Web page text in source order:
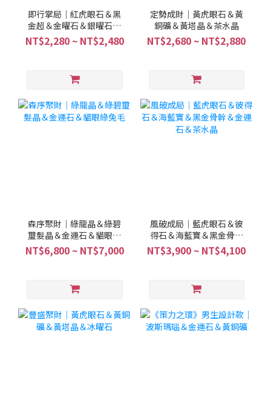
即行掌局｜紅虎眼石＆黑
金超＆金曜石＆銀曜石＆
白水晶
NT$2,280 ~ NT$2,480
定勢成財｜黃虎眼石＆黃
銅礦＆黃塔晶＆茶水晶
NT$2,680 ~ NT$2,880
森序聚財｜綠龍晶＆綠碧
璽髮晶＆金運石＆貓眼綠
兔毛
NT$6,800 ~ NT$7,000
風破成局｜藍虎眼石＆彼
得石＆海藍寶＆黑金骨幹
＆金運石＆茶水晶
NT$3,900 ~ NT$4,100